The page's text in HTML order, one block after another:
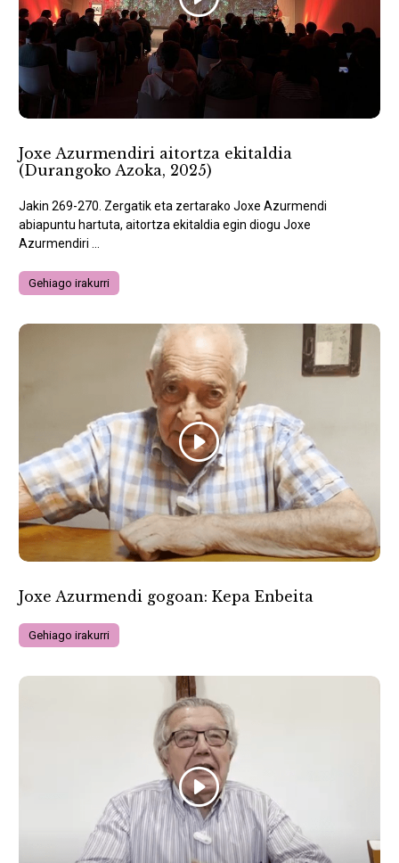
Joxe Azurmendiri aitortza ekitaldia
(Durangoko Azoka, 2025)
Jakin 269-270. Zergatik eta zertarako Joxe Azurmendi
abiapuntu hartuta, aitortza ekitaldia egin diogu Joxe
Azurmendiri ...
Gehiago irakurri
Joxe Azurmendi gogoan: Kepa Enbeita
Gehiago irakurri